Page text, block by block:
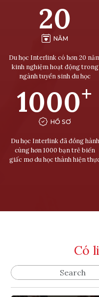
20
NĂM
Du học Interlink có hơn 20
kinh nghiệm hoạt động trong
ngành tuyển sinh du học
1000+
HỒ SƠ
Du học Interlink đã đồng hành
cùng hơn 1000 bạn trẻ biến
giấc mơ du học thành hiện
Có